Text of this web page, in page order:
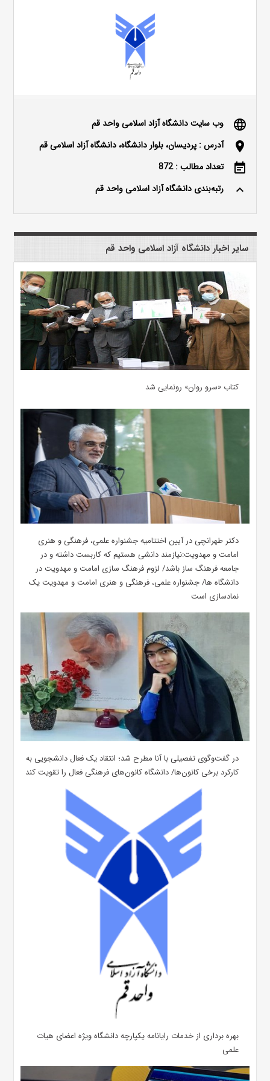
language وب سایت دانشگاه آزاد اسلامی واحد قم
location_on آدرس : پردیسان، بلوار دانشگاه، دانشگاه آزاد اسلامی قم
event_note تعداد مطالب : 872
keyboard_arrow_up رتبه‌بندی دانشگاه آزاد اسلامی واحد قم
سایر اخبار دانشگاه آزاد اسلامی واحد قم
کتاب «سرو روان» رونمایی شد
دکتر طهرانچی در آیین اختتامیه جشنواره علمی، فرهنگی و هنری
امامت و مهدویت:نیازمند دانشی هستیم که کاربست داشته و در
جامعه فرهنگ ساز باشد/ لزوم فرهنگ سازی امامت و مهدویت در
دانشگاه ها/ جشنواره علمی، فرهنگی و هنری امامت و مهدویت یک
نمادسازی است
در گفت‌وگوی تفصیلی با آنا مطرح شد؛ انتقاد یک فعال دانشجویی به
کارکرد برخی کانون‌ها/ دانشگاه کانون‌های فرهنگی فعال را تقویت کند
بهره برداری از خدمات رایانامه یکپارچه دانشگاه ویژه اعضای هیات
علمی